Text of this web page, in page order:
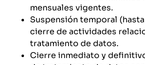
mensuales vigentes.
Suspensión temporal
cierre de actividades
tratamiento de datos.
Cierre inmediato y